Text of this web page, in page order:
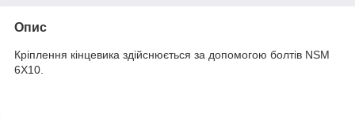
Опис
Кріплення кінцевика здійснюється за допомогою болтів NSM
6X10.